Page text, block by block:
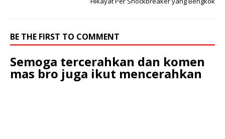
BE THE FIRST TO COMMENT
Semoga tercerahkan dan komen
mas bro juga ikut mencerahkan